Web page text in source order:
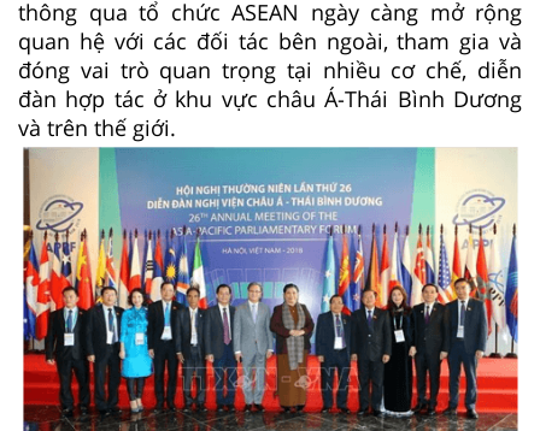
thông qua tổ chức ASEAN ngày càng mở rộng
quan hệ với các đối tác bên ngoài, tham gia và
đóng vai trò quan trọng tại nhiều cơ chế, diễn
đàn hợp tác ở khu vực châu Á-Thái Bình Dương
và trên thế giới.